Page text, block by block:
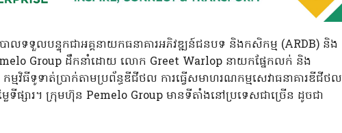
បាលទទួលបន្ទុកជាអគ្គនាយកធនាគារអភិវឌ្ឍន៍ជនបទ និងកសិកម្ម (ARDB) និង
Group ដឹកនាំដោយ លោក Greet Warlop នាយកផ្នែកលក់ និង
ម្មវិធីទូទាត់ប្រាក់តាមប្រព័ន្ធឌីជីថល ការធ្វើសមាហរណកម្មសេវាធនាគារឌីជីថល
លៃទីផ្សារ។ ក្រុមហ៊ុន Pemelo Group មានទីតាំងនៅប្រទេសជាច្រើន ដូចជា